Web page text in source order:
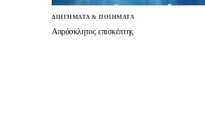
ΔΙΗΓΗΜΑΤΑ & ΠΟΙΗΜΑΤΑ
Απρόσκλητος επισκέπτης